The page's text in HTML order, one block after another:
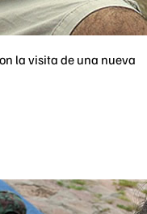
la visita de una nueva